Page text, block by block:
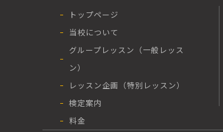
トップページ
当校について
グループレッスン（一般レッス
ン）
レッスン企画（特別レッスン）
検定案内
料金